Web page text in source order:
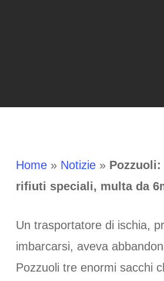
Home» Notizie» Pozzuoli:
rifiuti speciali, multa da
Un trasportatore di ischia,
imbarcarsi, aveva
Pozzuoli tre enormi sacchi